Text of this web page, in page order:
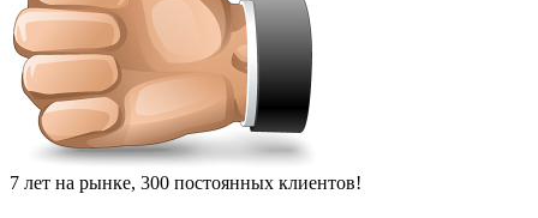
7 лет на рынке, 300 постоянных клиентов!